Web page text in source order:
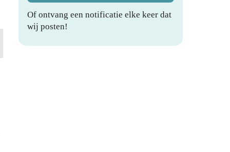
Of ontvang een notificatie elke keer dat
wij posten!